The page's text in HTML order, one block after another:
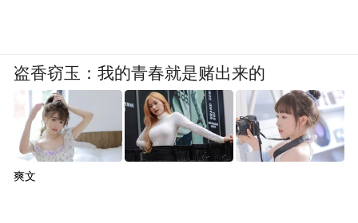
盗香窃玉：我的青春就是赌出来的
爽文